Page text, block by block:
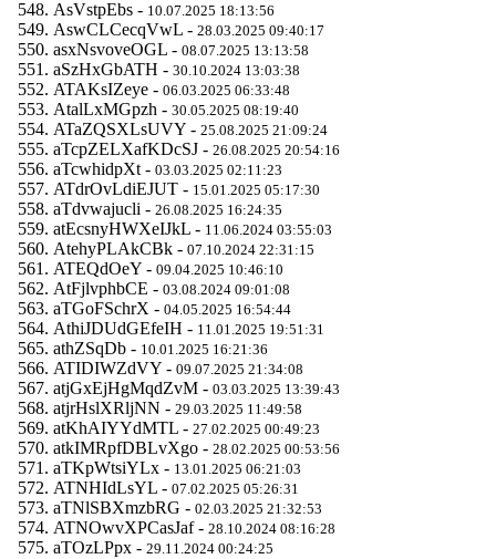
AsVstpEbs - 10.07.2025 18:13:56
AswCLCecqVwL - 28.03.2025 09:40:17
asxNsvoveOGL - 08.07.2025 13:13:58
aSzHxGbATH - 30.10.2024 13:03:38
ATAKsIZeye - 06.03.2025 06:33:48
AtalLxMGpzh - 30.05.2025 08:19:40
ATaZQSXLsUVY - 25.08.2025 21:09:24
aTcpZELXafKDcSJ - 26.08.2025 20:54:16
aTcwhidpXt - 03.03.2025 02:11:23
ATdrOvLdiEJUT - 15.01.2025 05:17:30
aTdvwajucli - 26.08.2025 16:24:35
atEcsnyHWXeIJkL - 11.06.2024 03:55:03
AtehyPLAkCBk - 07.10.2024 22:31:15
ATEQdOeY - 09.04.2025 10:46:10
AtFjlvphbCE - 03.08.2024 09:01:08
aTGoFSchrX - 04.05.2025 16:54:44
AthiJDUdGEfeIH - 11.01.2025 19:51:31
athZSqDb - 10.01.2025 16:21:36
ATIDIWZdVY - 09.07.2025 21:34:08
atjGxEjHgMqdZvM - 03.03.2025 13:39:43
atjrHslXRljNN - 29.03.2025 11:49:58
atKhAIYYdMTL - 27.02.2025 00:49:23
atkIMRpfDBLvXgo - 28.02.2025 00:53:56
aTKpWtsiYLx - 13.01.2025 06:21:03
ATNHIdLsYL - 07.02.2025 05:26:31
aTNlSBXmzbRG - 02.03.2025 21:32:53
ATNOwvXPCasJaf - 28.10.2024 08:16:28
aTOzLPpx - 29.11.2024 00:24:25